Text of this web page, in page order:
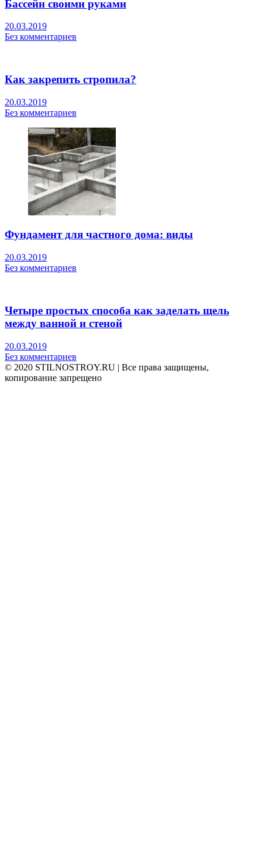
Бассейн своими руками
20.03.2019
Без комментариев
Как закрепить стропила?
20.03.2019
Без комментариев
Фундамент для частного дома: виды
20.03.2019
Без комментариев
Четыре простых способа как заделать щель
между ванной и стеной
20.03.2019
Без комментариев
© 2020 STILNOSTROY.RU | Все права защищены,
копирование запрещено